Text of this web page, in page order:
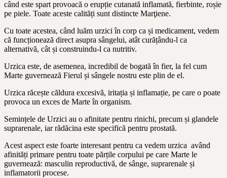
când este spart provoacă o erupție cutanată inflamată, fierbinte, roșie
pe piele. Toate aceste calități sunt distincte Marţiene.
Cu toate acestea, când luăm urzici în corp ca și medicament, vedem
că funcționează direct asupra sângelui, atât curățându-l ca
alternativă, cât și construindu-l ca nutritiv.
Urzica este, de asemenea, incredibil de bogată în fier, la fel cum
Marte guvernează Fierul și sângele nostru este plin de el.
Urzica răcește căldura excesivă, iritația și inflamație, pe care o poate
provoca un exces de Marte în organism.
Semințele de Urzici au o afinitate pentru rinichi, precum și glandele
suprarenale, iar rădăcina este specifică pentru prostată.
Acest aspect este foarte interesant pentru ca vedem urzica având
afinități primare pentru toate părțile corpului pe care Marte le
guvernează: masculin reproductivă, de sânge, suprarenale și
inflamatorii procese.